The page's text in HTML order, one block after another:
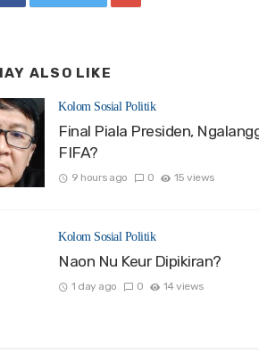
ALSO LIKE
Kolom Sosial Politik
Final Piala Presiden,
FIFA?
9 hours ago 0 15 views
Kolom Sosial Politik
Naon Nu Keur Dipikiran?
1 day ago 0 14 views